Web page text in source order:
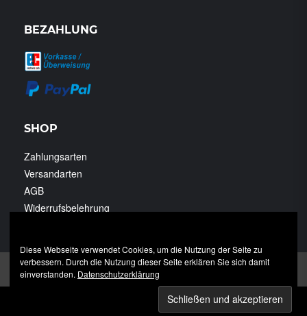
BEZAHLUNG
SHOP
Zahlungsarten
Versandarten
AGB
Widerrufsbelehrung
Impressum Datenschutzerklärung
© 2024 Tiernahrung Hoppe OHG | Heerstraße 1 | 35410 Hungen
Diese Webseite verwendet Cookies, um die Nutzung der Seite zu
verbessern. Durch die Nutzung dieser Seite erklären Sie sich damit
einverstanden. Datenschutzerklärung